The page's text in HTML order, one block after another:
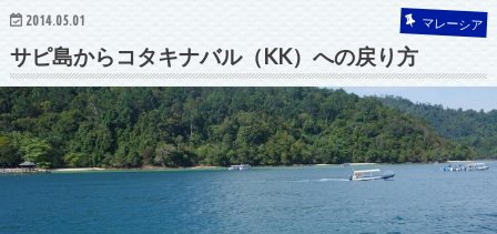
2014.05.01 マレーシア
サピ島からコタキナバル（KK）への戻り方